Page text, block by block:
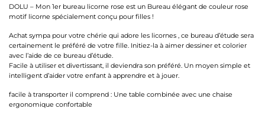
DOLU – Mon 1er bureau licorne rose est un Bureau élégant de couleur rose
motif licorne spécialement conçu pour filles !
Achat sympa pour votre chérie qui adore les licornes , ce bureau d’étude sera
certainement le préféré de votre fille. Initiez-la à aimer dessiner et colorier
avec l’aide de ce bureau d’étude.
Facile à utiliser et divertissant, il deviendra son préféré. Un moyen simple et
intelligent d’aider votre enfant à apprendre et à jouer.
facile à transporter il comprend : Une table combinée avec une chaise
ergonomique confortable